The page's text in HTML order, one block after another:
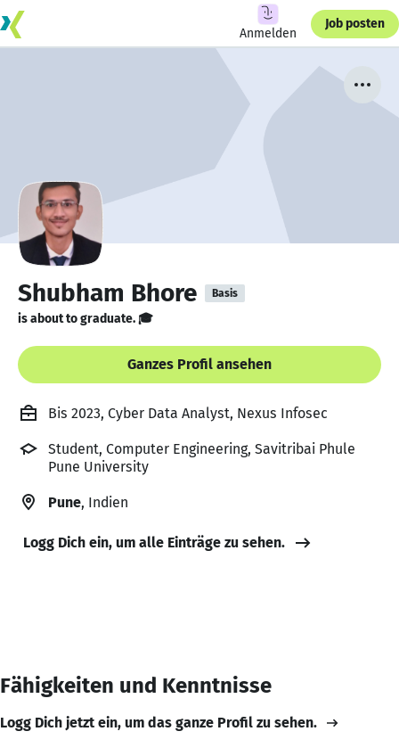
Anmelden
Job posten
Shubham Bhore Basis
is about to graduate. 🎓
Ganzes Profil ansehen
Bis 2023, Cyber Data Analyst, Nexus Infosec
Student, Computer Engineering, Savitribai Phule
Pune University
Pune, Indien
Logg Dich ein, um alle Einträge zu sehen.
Fähigkeiten und Kenntnisse
Logg Dich jetzt ein, um das ganze Profil zu sehen.